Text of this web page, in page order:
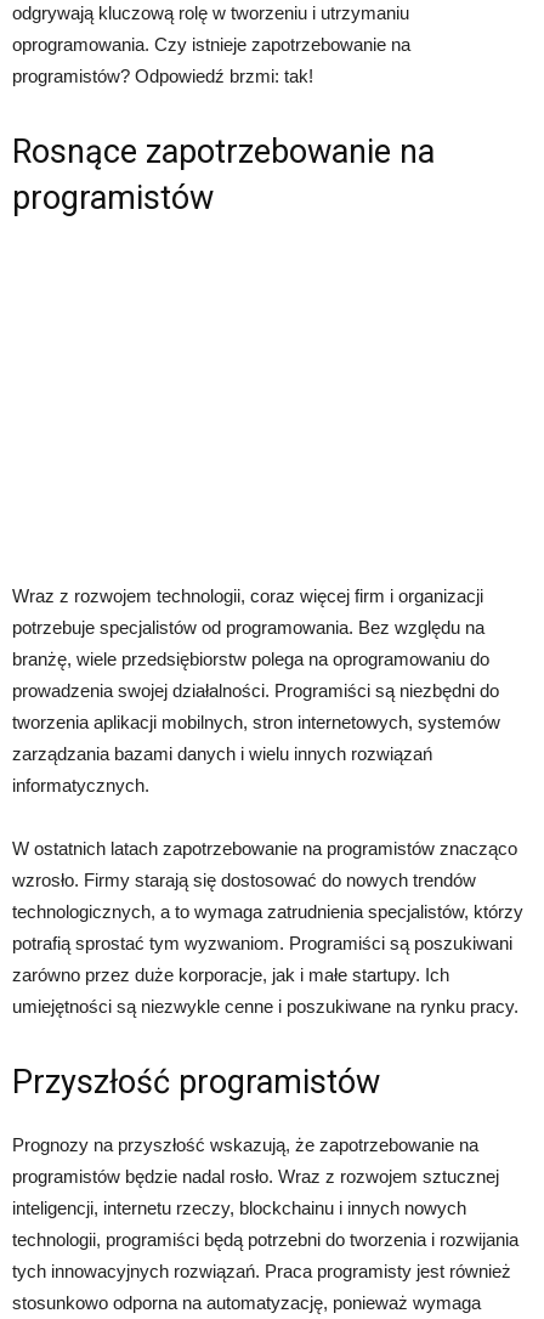
odgrywają kluczową rolę w tworzeniu i utrzymaniu
oprogramowania. Czy istnieje zapotrzebowanie na
programistów? Odpowiedź brzmi: tak!
Rosnące zapotrzebowanie na
programistów
Wraz z rozwojem technologii, coraz więcej firm i organizacji
potrzebuje specjalistów od programowania. Bez względu na
branżę, wiele przedsiębiorstw polega na oprogramowaniu do
prowadzenia swojej działalności. Programiści są niezbędni do
tworzenia aplikacji mobilnych, stron internetowych, systemów
zarządzania bazami danych i wielu innych rozwiązań
informatycznych.
W ostatnich latach zapotrzebowanie na programistów znacząco
wzrosło. Firmy starają się dostosować do nowych trendów
technologicznych, a to wymaga zatrudnienia specjalistów, którzy
potrafią sprostać tym wyzwaniom. Programiści są poszukiwani
zarówno przez duże korporacje, jak i małe startupy. Ich
umiejętności są niezwykle cenne i poszukiwane na rynku pracy.
Przyszłość programistów
Prognozy na przyszłość wskazują, że zapotrzebowanie na
programistów będzie nadal rosło. Wraz z rozwojem sztucznej
inteligencji, internetu rzeczy, blockchainu i innych nowych
technologii, programiści będą potrzebni do tworzenia i rozwijania
tych innowacyjnych rozwiązań. Praca programisty jest również
stosunkowo odporna na automatyzację, ponieważ wymaga